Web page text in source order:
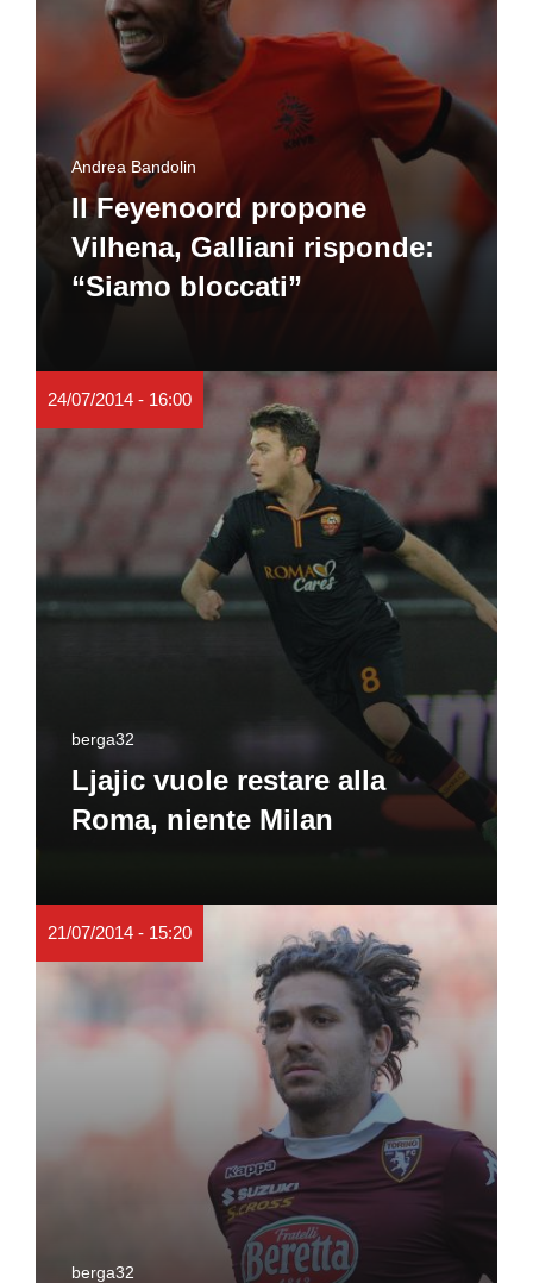
Andrea Bandolin
Il Feyenoord propone
Vilhena, Galliani risponde:
“Siamo bloccati”
24/07/2014 - 16:00
berga32
Ljajic vuole restare alla
Roma, niente Milan
21/07/2014 - 15:20
berga32